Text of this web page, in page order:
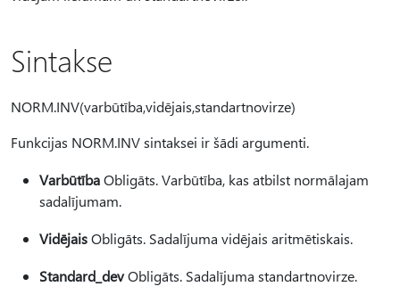
Sintakse
NORM.INV(varbūtība,vidējais,standartnovirze)
Funkcijas NORM.INV sintaksei ir šādi argumenti.
VarbūtībaObligāts. Varbūtība, kas atbilst normālajam
sadalījumam.
VidējaisObligāts. Sadalījuma vidējais aritmētiskais.
Standard_devObligāts. Sadalījuma standartnovirze.